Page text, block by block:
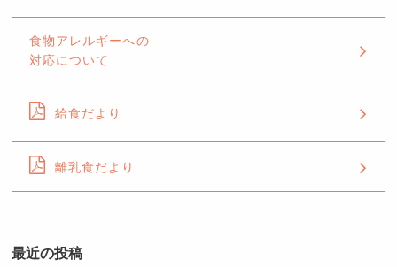
食物アレルギーへの
対応について
給食だより
離乳食だより
最近の投稿